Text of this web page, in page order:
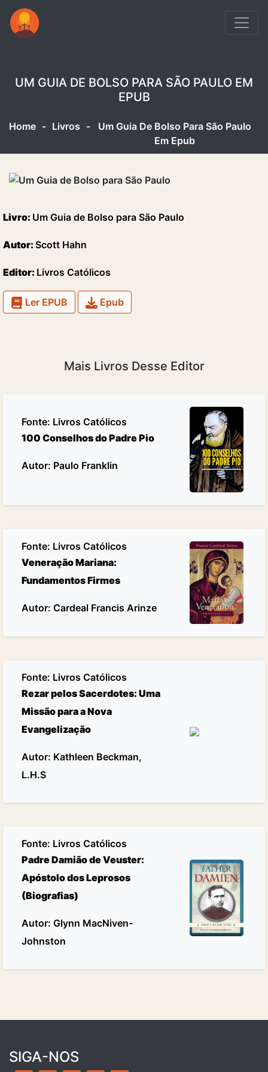
UM GUIA DE BOLSO PARA SÃO PAULO EM
EPUB
Home - Livros -
Um Guia De Bolso Para São Paulo
Em Epub
Livro: Um Guia de Bolso para São Paulo
Autor: Scott Hahn
Editor: Livros Católicos
Ler EPUB Epub
Mais Livros Desse Editor
Fonte: Livros Católicos
100 Conselhos do Padre Pio
Autor: Paulo Franklin
Fonte: Livros Católicos
Veneração Mariana:
Fundamentos Firmes
Autor: Cardeal Francis Arinze
Fonte: Livros Católicos
Rezar pelos Sacerdotes: Uma
Missão para a Nova
Evangelização
Autor: Kathleen Beckman,
L.H.S
Fonte: Livros Católicos
Padre Damião de Veuster:
Apóstolo dos Leprosos
(Biografias)
Autor: Glynn MacNiven-
Johnston
SIGA-NOS